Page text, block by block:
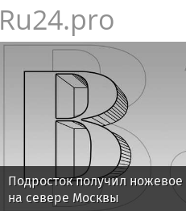
Ru24.pro
Подросток получил
на севере Москвы